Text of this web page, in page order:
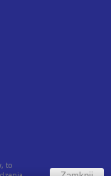
to
Zamknij